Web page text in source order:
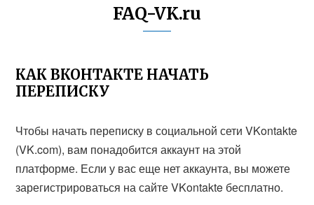
FAQ-VK.ru
КАК ВКОНТАКТЕ НАЧАТЬ
ПЕРЕПИСКУ
Чтобы начать переписку в социальной сети VKontakte
(VK.com), вам понадобится аккаунт на этой
платформе. Если у вас еще нет аккаунта, вы можете
зарегистрироваться на сайте VKontakte бесплатно.